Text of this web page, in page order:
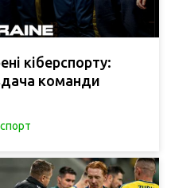
кіберспорту:
команди